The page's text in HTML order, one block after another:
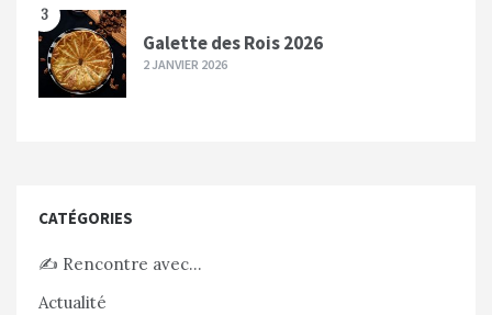
3
Galette des Rois 2026
2 JANVIER 2026
CATÉGORIES
✍️ Rencontre avec…
Actualité